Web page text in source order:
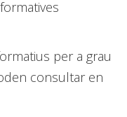
per a grau
consultar en